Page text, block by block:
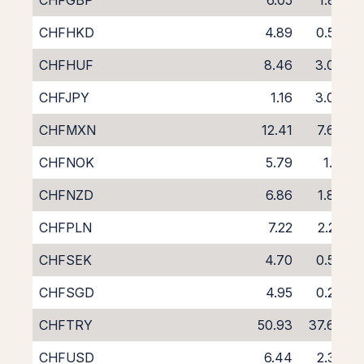
CHFHKD
4.89
0.57
CHFHUF
8.46
3.06
CHFJPY
1.16
3.06
CHFMXN
12.41
7.66
CHFNOK
5.79
1.11
CHFNZD
6.86
1.88
CHFPLN
7.22
2.25
CHFSEK
4.70
0.53
CHFSGD
4.95
0.28
CHFTRY
50.93
37.66
CHFUSD
6.44 2.32